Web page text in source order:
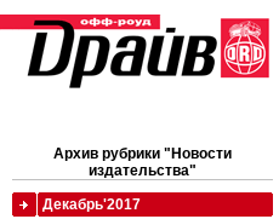
Архив рубрики "Новости
издательства"
Декабрь'2017